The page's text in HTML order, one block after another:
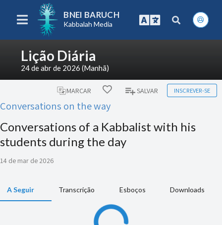
BNEI BARUCH
Kabbalah Media
Lição Diária
24 de abr de 2026 (Manhã)
MARCAR SALVAR INSCREVER-SE
Conversations on the way
Conversations of a Kabbalist with his
students during the day
14 de mar de 2026
A Seguir Transcrição Esboços Downloads